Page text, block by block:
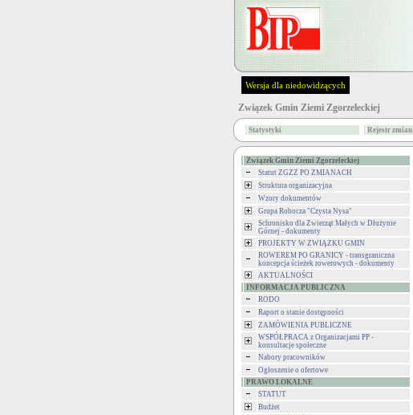
Wersja dla niedowidzących
Związek Gmin Ziemi Zgorzeleckiej
Statystyki Rejestr zmian
Związek Gmin Ziemi Zgorzeleckiej
Statut ZGZZ PO ZMIANACH
Struktura organizacyjna
Wzory dokumentów
Grupa Robocza "Czysta Nysa"
Schronisko dla Zwierząt Małych w Dłużynie
Górnej - dokumenty
PROJEKTY W ZWIĄZKU GMIN
ROWEREM PO GRANICY - transgraniczna
koncepcja ścieżek rowerowych - dokumenty
AKTUALNOŚCI
INFORMACJA PUBLICZNA
RODO
Raport o stanie dostępności
ZAMÓWIENIA PUBLICZNE
WSPÓŁPRACA z Organizacjami PP -
konsultacje społeczne
Nabory pracowników
Ogłoszenie o ofertowe
PRAWO LOKALNE
STATUT
Budżet